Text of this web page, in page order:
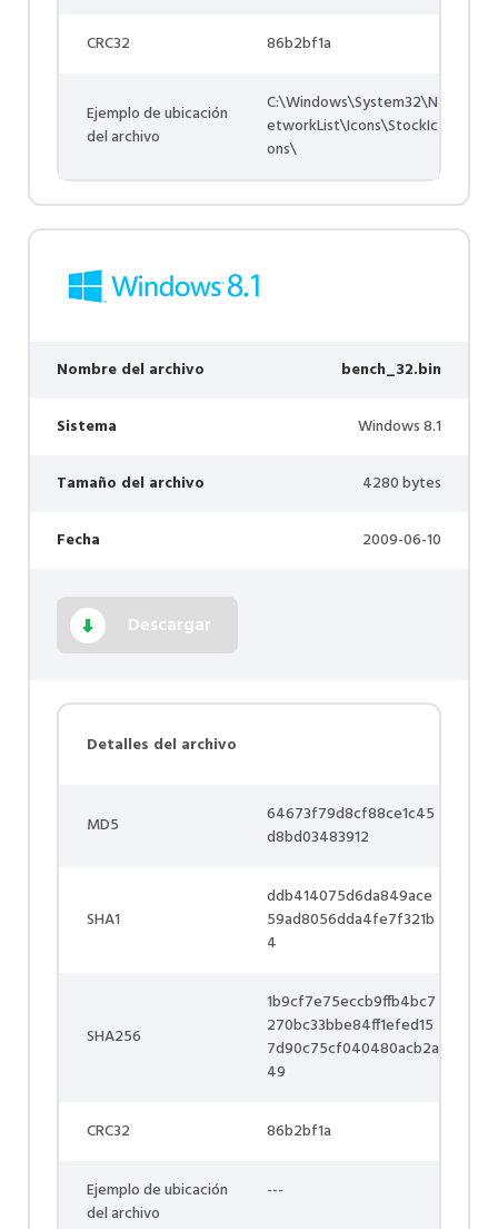
CRC32 86b2bf1a
Ejemplo de ubicación
del archivo
C:\Windows\System32\N
etworkList\Icons\StockIc
ons\
Nombre del archivo bench_32.bin
Sistema Windows 8.1
Tamaño del archivo 4280 bytes
Fecha 2009-06-10
Descargar
Detalles del archivo
MD5
64673f79d8cf88ce1c45
d8bd03483912
SHA1
ddb414075d6da849ace
59ad8056dda4fe7f321b
4
SHA256
1b9cf7e75eccb9ffb4bc7
270bc33bbe84ff1efed15
7d90c75cf040480acb2a
49
CRC32 86b2bf1a
Ejemplo de ubicación
del archivo
---